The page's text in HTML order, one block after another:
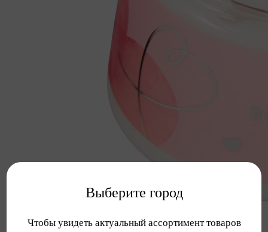
Выберите город
Чтобы увидеть актуальный ассортимент товаров